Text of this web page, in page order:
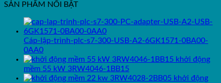
SẢN PHẨM NỔI BẬT
Cáp-lập-trình-plc-s7-300-USB-A2-6GK1571-0BA00-
0AA0
khởi động
mềm 55 kW 3RW4046-1BB15
khởi động